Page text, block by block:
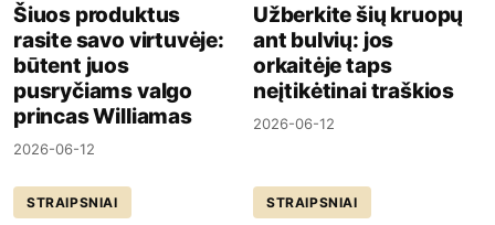
Šiuos produktus
rasite savo virtuvėje:
būtent juos
pusryčiams valgo
princas Williamas
2026-06-12
Užberkite šių kruopų
ant bulvių: jos
orkaitėje taps
neįtikėtinai traškios
2026-06-12
STRAIPSNIAI STRAIPSNIAI